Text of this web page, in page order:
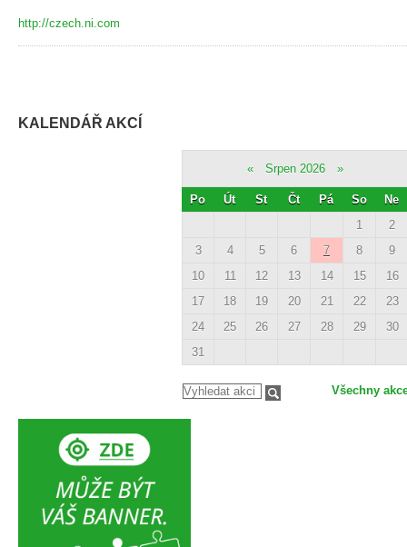
http://czech.ni.com
KALENDÁŘ AKCÍ
« Srpen 2026 »
Po Út St Čt Pá So
Ne
1
2
3
4 5 6 7 8
9
10
11 12 13 14 15
16
17
18 19 20 21 22
23
24
25 26 27 28 29
30
31
Všechny